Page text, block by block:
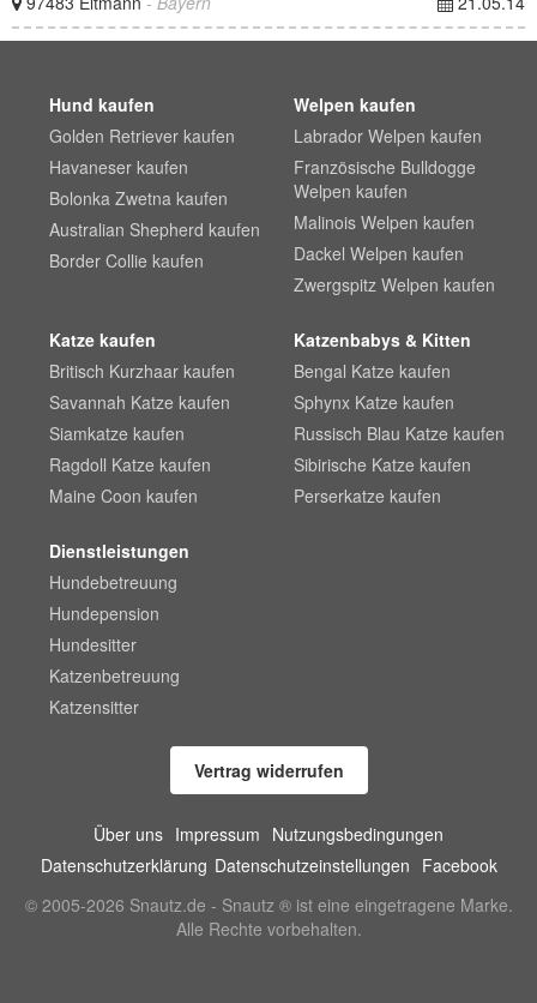
Hund kaufen
Golden Retriever kaufen
Havaneser kaufen
Bolonka Zwetna kaufen
Australian Shepherd kaufen
Border Collie kaufen
Welpen kaufen
Labrador Welpen kaufen
Französische Bulldogge
Welpen kaufen
Malinois Welpen kaufen
Dackel Welpen kaufen
Zwergspitz Welpen kaufen
Katze kaufen
Britisch Kurzhaar kaufen
Savannah Katze kaufen
Siamkatze kaufen
Ragdoll Katze kaufen
Maine Coon kaufen
Katzenbabys & Kitten
Bengal Katze kaufen
Sphynx Katze kaufen
Russisch Blau Katze kaufen
Sibirische Katze kaufen
Perserkatze kaufen
Dienstleistungen
Hundebetreuung
Hundepension
Hundesitter
Katzenbetreuung
Katzensitter
Vertrag widerrufen
Über uns Impressum Nutzungsbedingungen
Datenschutzerklärung Datenschutzeinstellungen Facebook
© 2005-2026 Snautz.de - Snautz ® ist eine eingetragene Marke.
Alle Rechte vorbehalten.